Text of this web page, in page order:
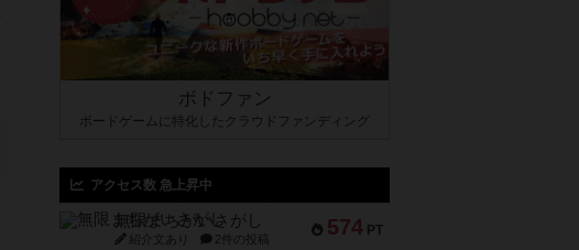
ボドファン
ボードゲームに特化したクラウドファンディング
アクセス数 急上昇中
574 PT
無限まちがいさがし
紹介文あり 2件の投稿